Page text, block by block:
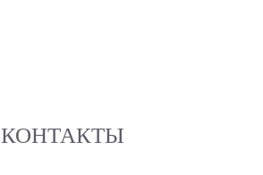
КОНТАКТЫ